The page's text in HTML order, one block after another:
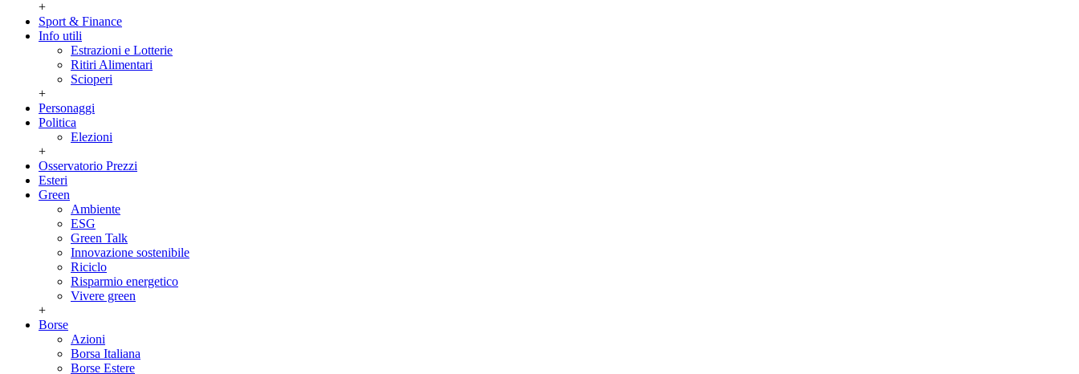
+
Sport & Finance
Info utili
Estrazioni e Lotterie
Ritiri Alimentari
Scioperi
+
Personaggi
Politica
Elezioni
+
Osservatorio Prezzi
Esteri
Green
Ambiente
ESG
Green Talk
Innovazione sostenibile
Riciclo
Risparmio energetico
Vivere green
+
Borse
Azioni
Borsa Italiana
Borse Estere